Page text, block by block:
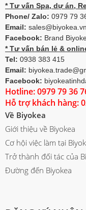
* Tư vấn Spa, dự án,
Phone/ Zalo: 0979 79
Email: sales@biyokea.vn
Facebook: Brand
* Tư vấn bán lẻ &
Tel: 0938 383 415
Email:
Facebook:
Hotline: 0979 79 36
Hỗ trợ khách hàng:
Về Biyokea
Giới thiệu về Biyokea
Cơ hội việc làm tại
Trở thành đối tác của
Đường đến Biyokea